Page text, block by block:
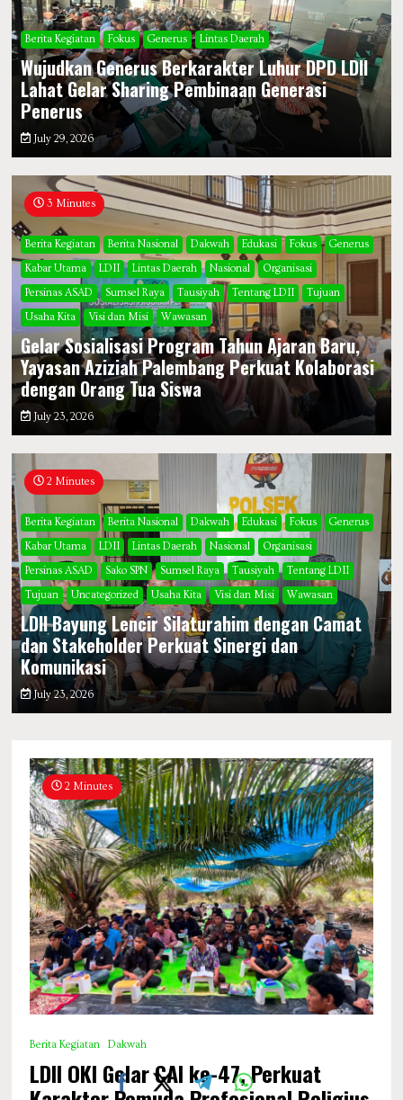
Berita Kegiatan Fokus Generus Lintas Daerah
Wujudkan Generus Berkarakter Luhur DPD LDII
Lahat Gelar Sharing Pembinaan Generasi
Penerus
July 29, 2026
3 Minutes
Berita Kegiatan Berita Nasional Dakwah Edukasi Fokus Generus
Kabar Utama LDII Lintas Daerah Nasional Organisasi
Persinas ASAD Sumsel Raya Tausiyah Tentang LDII Tujuan
Usaha Kita Visi dan Misi Wawasan
Gelar Sosialisasi Program Tahun Ajaran Baru,
Yayasan Aziziah Palembang Perkuat Kolaborasi
dengan Orang Tua Siswa
July 23, 2026
2 Minutes
Berita Kegiatan Berita Nasional Dakwah Edukasi Fokus Generus
Kabar Utama LDII Lintas Daerah Nasional Organisasi
Persinas ASAD Sako SPN Sumsel Raya Tausiyah Tentang LDII
Tujuan Uncategorized Usaha Kita Visi dan Misi Wawasan
LDII Bayung Lencir Silaturahim dengan Camat
dan Stakeholder Perkuat Sinergi dan
Komunikasi
July 23, 2026
2 Minutes
Berita Kegiatan Dakwah
LDII OKI Gelar CAI ke-47, Perkuat